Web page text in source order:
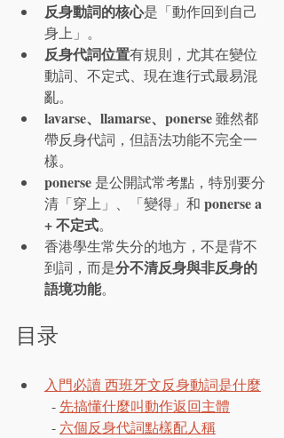
反身動詞的核心是「動作回到自己
身上」。
反身代詞位置有規則，尤其在變位
動詞、不定式、現在進行式最易混
亂。
lavarse、llamarse、ponerse 雖然都
帶反身代詞，但語法功能不完全一
樣。
ponerse 是公開試常考點，特別要分
清「穿上」、「變得」和 ponerse a
+ 不定式。
香港學生常失分的地方，不是背不
到詞，而是分不清反身與非反身的
語境功能。
目录
入門必讀 西班牙文反身動詞是什麼
  -
先搞懂什麼叫動作返回主體
  -
六個反身代詞點樣配人稱